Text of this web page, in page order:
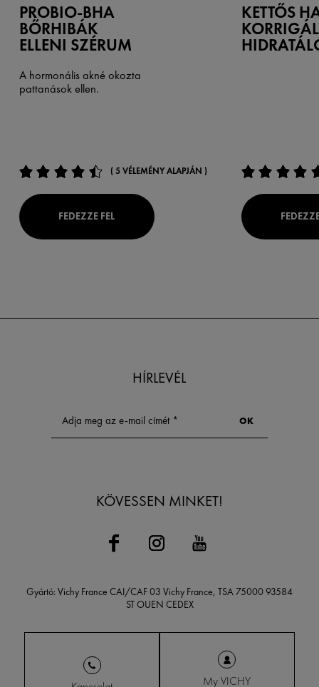
PROBIO-BHA
BŐRHIBÁK
ELLENI SZÉRUM
A hormonális akné okozta
pattanások ellen.
( 5 VÉLEMÉNY ALAPJÁN )
FEDEZZE FEL
KETTŐS
HÍRLEVÉL
KÖVESSEN MINKET!
Gyártó: Vichy France CAI/CAF 03 Vichy France, TSA 75000 93584
ST OUEN CEDEX
My VICHY